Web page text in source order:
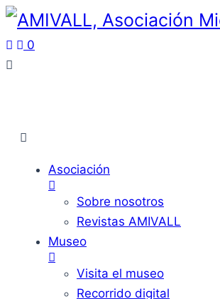
0
Asociación
Sobre nosotros
Revistas AMIVALL
Museo
Visita el museo
Recorrido digital